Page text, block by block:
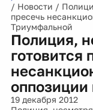
/ Новости /
пресечь
Триумфальной
Полиция,
готовится
19 декабря 2012